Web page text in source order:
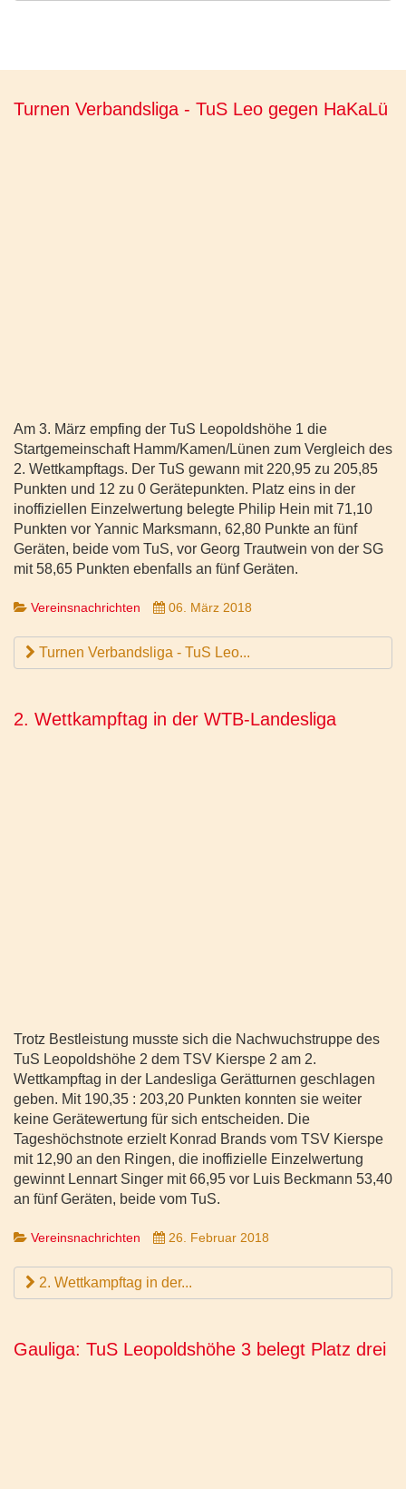
Turnen Verbandsliga - TuS Leo gegen HaKaLü
Am 3. März empfing der TuS Leopoldshöhe 1 die
Startgemeinschaft Hamm/Kamen/Lünen zum Vergleich des
2. Wettkampftags. Der TuS gewann mit 220,95 zu 205,85
Punkten und 12 zu 0 Gerätepunkten. Platz eins in der
inoffiziellen Einzelwertung belegte Philip Hein mit 71,10
Punkten vor Yannic Marksmann, 62,80 Punkte an fünf
Geräten, beide vom TuS, vor Georg Trautwein von der SG
mit 58,65 Punkten ebenfalls an fünf Geräten.
Vereinsnachrichten 06. März 2018
Turnen Verbandsliga - TuS Leo...
2. Wettkampftag in der WTB-Landesliga
Trotz Bestleistung musste sich die Nachwuchstruppe des
TuS Leopoldshöhe 2 dem TSV Kierspe 2 am 2.
Wettkampftag in der Landesliga Gerätturnen geschlagen
geben. Mit 190,35 : 203,20 Punkten konnten sie weiter
keine Gerätewertung für sich entscheiden. Die
Tageshöchstnote erzielt Konrad Brands vom TSV Kierspe
mit 12,90 an den Ringen, die inoffizielle Einzelwertung
gewinnt Lennart Singer mit 66,95 vor Luis Beckmann 53,40
an fünf Geräten, beide vom TuS.
Vereinsnachrichten 26. Februar 2018
2. Wettkampftag in der...
Gauliga: TuS Leopoldshöhe 3 belegt Platz drei